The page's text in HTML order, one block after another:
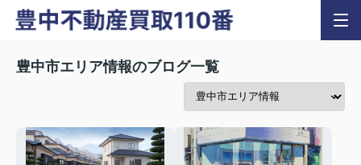
豊中市エリア情報のブログ一覧